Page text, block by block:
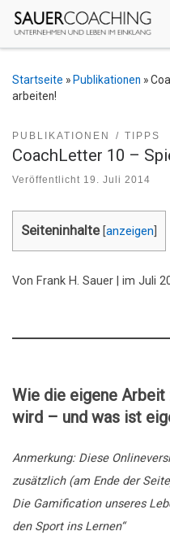
Zum Inhalt springen
Startseite » Publikationen »
arbeiten!
PUBLIKATIONEN TIPPS
CoachLetter 10 –
Veröffentlicht 19. Juli 2014
Seiteninhalte [anzeigen]
Von Frank H. Sauer | im Juli
Wie die eigene
wird – und was ist
Anmerkung: Diese
zusätzlich (am Ende der
Die Gamification unseres
den Sport ins Lernen“